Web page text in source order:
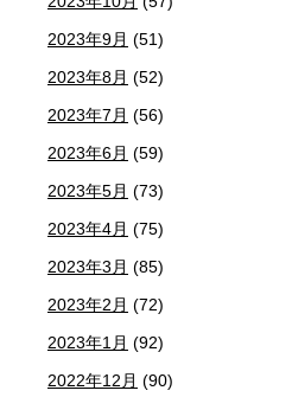
2023年9月 (51)
2023年8月 (52)
2023年7月 (56)
2023年6月 (59)
2023年5月 (73)
2023年4月 (75)
2023年3月 (85)
2023年2月 (72)
2023年1月 (92)
2022年12月 (90)